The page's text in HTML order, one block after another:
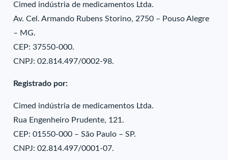
Cimed indústria de medicamentos Ltda.
Av. Cel. Armando Rubens Storino, 2750 – Pouso Alegre
– MG.
CEP: 37550-000.
CNPJ: 02.814.497/0002-98.
Registrado por:
Cimed indústria de medicamentos Ltda.
Rua Engenheiro Prudente, 121.
CEP: 01550-000 – São Paulo – SP.
CNPJ: 02.814.497/0001-07.